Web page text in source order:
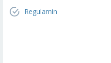
Regulamin